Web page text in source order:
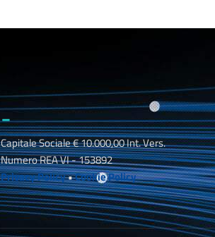
_
Capitale Sociale € 10.000,00 Int. Vers.
Numero REA VI - 153892
Privacy Policy•Cookie Policy